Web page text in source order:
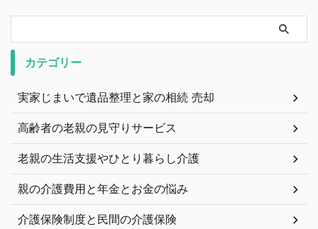
カテゴリー
実家じまいで遺品整理と家の相続 売却
高齢者の老親の見守りサービス
老親の生活支援やひとり暮らし介護
親の介護費用と年金とお金の悩み
介護保険制度と民間の介護保険